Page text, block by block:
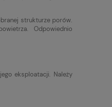
strukturze porów.
Odpowiednio
eksploatacji. Należy